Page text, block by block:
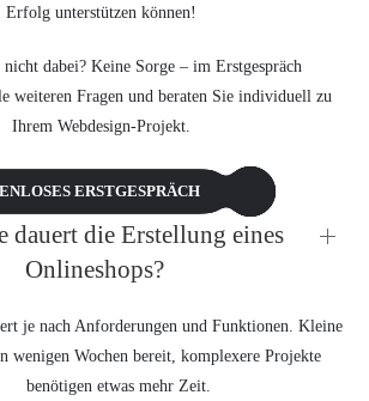
Erfolg unterstützen können!
dabei? Keine Sorge – im Erstgespräch
weiteren Fragen und beraten Sie individuell zu
Ihrem Webdesign-Projekt.
ERSTGESPRÄCH
dauert die Erstellung eines
Onlineshops?
je nach Anforderungen und Funktionen. Kleine
wenigen Wochen bereit, komplexere Projekte
benötigen etwas mehr Zeit.